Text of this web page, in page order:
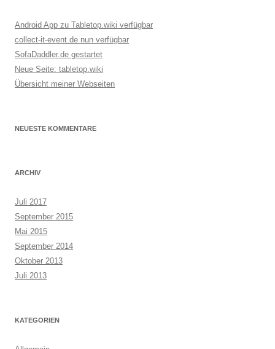
Android App zu Tabletop.wiki verfügbar
collect-it-event.de nun verfügbar
SofaDaddler.de gestartet
Neue Seite: tabletop.wiki
Übersicht meiner Webseiten
NEUESTE KOMMENTARE
ARCHIV
Juli 2017
September 2015
Mai 2015
September 2014
Oktober 2013
Juli 2013
KATEGORIEN